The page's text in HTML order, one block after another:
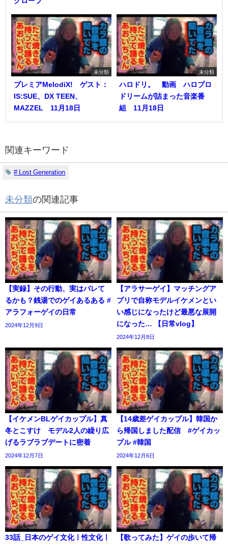
未分類
プレミアMelodiX! ゲスト：
IS:SUE、DX TEEN、
MAZZEL 11月18日
未分類
ハロドリ。 動画 ハロプロ
ドリームが詰まった音楽番
組 11月18日
関連キーワード
# Lost Generation
未分類の関連記事
【実録】その行動、実はバレて
るかも？銭湯でのゲイあるある #
アラフォーゲイの日常
2024年12月9日
【アラサーゲイ】マッチングア
プリで自称モデルイケメンとい
い感じになったけど最悪な展開
になった… 【日常vlog】
2024年12月8日
【イケメンBLゲイカップル】真
冬とこすけ モデル2人の繰り広
げるラブラブデートに密着
2024年12月7日
【14歳差ゲイカップル】韓国か
ら帰国しました配信 #ゲイカッ
プル #韓国
2024年12月6日
33話_日本のゲイ文化ㅣ性文化ㅣ
【歌ってみた】ゲイの歩いて帰